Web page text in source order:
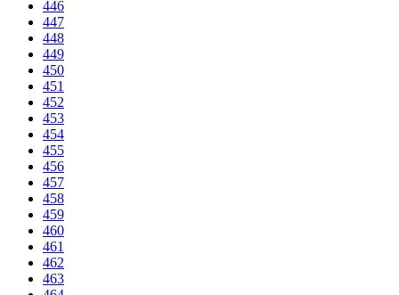
446
447
448
449
450
451
452
453
454
455
456
457
458
459
460
461
462
463